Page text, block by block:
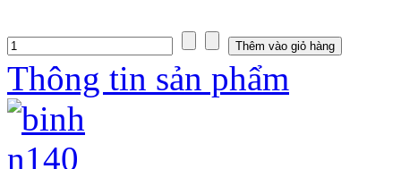
Thông tin sản phẩm